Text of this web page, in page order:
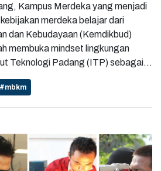
Kampus Merdeka yang menjadi
merdeka belajar dari
dan Kebudayaan (Kemdikbud)
membuka mindset lingkungan
2020. ITP telah berhasil lolos
Tentunya program
hal yang sangat
karena program kampus
#mbkm